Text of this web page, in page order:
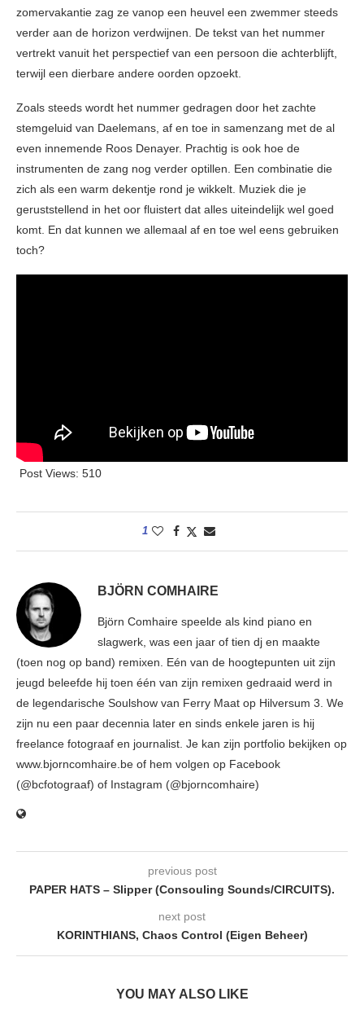
zomervakantie zag ze vanop een heuvel een zwemmer steeds
verder aan de horizon verdwijnen. De tekst van het nummer
vertrekt vanuit het perspectief van een persoon die achterblijft,
terwijl een dierbare andere oorden opzoekt.
Zoals steeds wordt het nummer gedragen door het zachte
stemgeluid van Daelemans, af en toe in samenzang met de al
even innemende Roos Denayer. Prachtig is ook hoe de
instrumenten de zang nog verder optillen. Een combinatie die
zich als een warm dekentje rond je wikkelt. Muziek die je
geruststellend in het oor fluistert dat alles uiteindelijk wel goed
komt. En dat kunnen we allemaal af en toe wel eens gebruiken
toch?
Post Views: 510
1
BJÖRN COMHAIRE
Björn Comhaire speelde als kind piano en
slagwerk, was een jaar of tien dj en maakte
(toen nog op band) remixen. Eén van de hoogtepunten uit zijn
jeugd beleefde hij toen één van zijn remixen gedraaid werd in
de legendarische Soulshow van Ferry Maat op Hilversum 3. We
zijn nu een paar decennia later en sinds enkele jaren is hij
freelance fotograaf en journalist. Je kan zijn portfolio bekijken op
www.bjorncomhaire.be of hem volgen op Facebook
(@bcfotograaf) of Instagram (@bjorncomhaire)
previous post
PAPER HATS – Slipper (Consouling Sounds/CIRCUITS).
next post
KORINTHIANS, Chaos Control (Eigen Beheer)
YOU MAY ALSO LIKE